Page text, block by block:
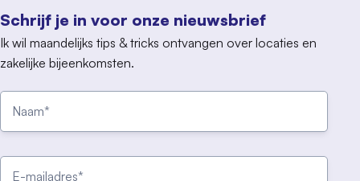
Schrijf je in voor onze nieuwsbrief
Ik wil maandelijks tips & tricks ontvangen over locaties en
zakelijke bijeenkomsten.